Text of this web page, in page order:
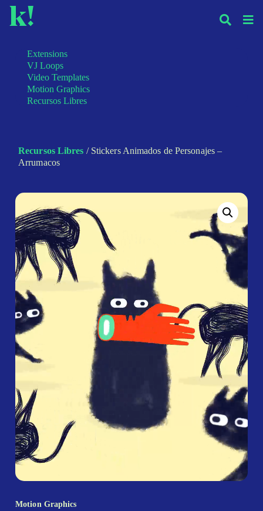
k!
Extensions
VJ Loops
Video Templates
Motion Graphics
Recursos Libres
Recursos Libres / Stickers Animados de Personajes –
Arrumacos
Motion Graphics